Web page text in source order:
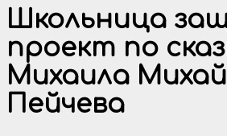
Школьница
проект по
Михаила
Пейчева